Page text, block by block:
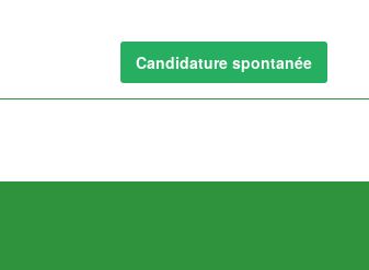
Candidature spontanée